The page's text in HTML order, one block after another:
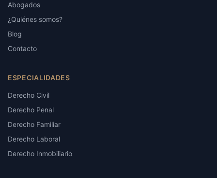
Abogados
¿Quiénes somos?
Blog
Contacto
ESPECIALIDADES
Derecho Civil
Derecho Penal
Derecho Familiar
Derecho Laboral
Derecho Inmobiliario